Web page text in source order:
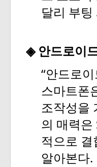
달리 부팅
◈ 안드로이
“안드로
스마트폰
조작성을
의 매력은
적으로 결
알아본다.